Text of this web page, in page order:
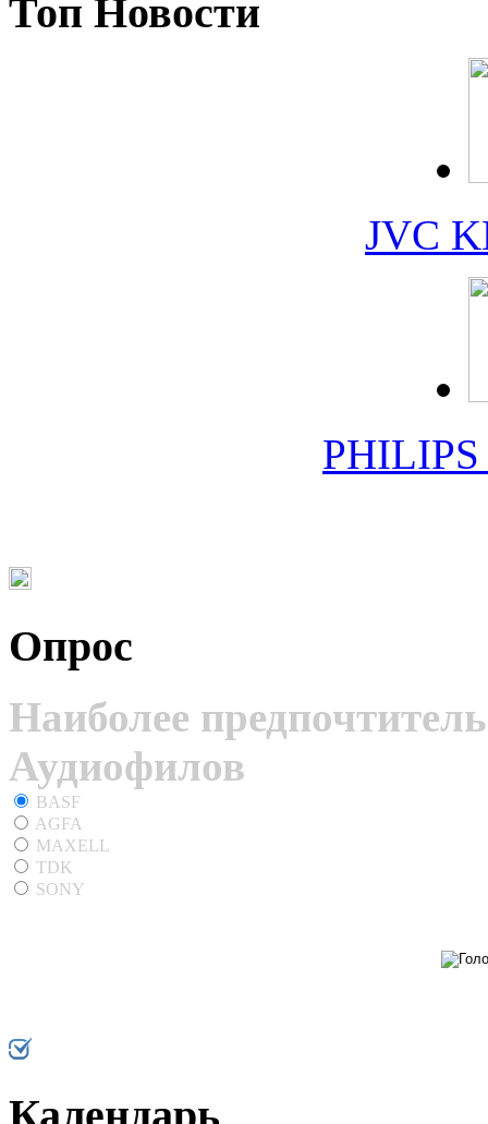
Топ Новости
JVC
Опрос
Наиболее
Аудиофилов
BASF
AGFA
MAXELL
TDK
SONY